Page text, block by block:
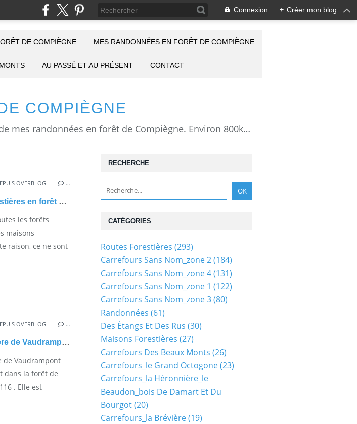
Connexion + Créer mon blog
COMPIÈGNE
la Forêt de Compiègne vue autrement: description de mes randonnées en forêt de Compiègne. Environ 800km de randos et 25000 photos pour montrer cette forêt magnifique et ses particularités: les lieux atypiques comme la Grotte des Ramoneurs, la Pierre Torniche... Mais aussi les 313 carrefours nommés, plus de 100 routes forestières, les étangs, les Rus, des villages et hameaux ...
DE COMPIÈGNE MES RANDONNÉES EN FORÊT DE COMPIÈGNE
AU PASSÉ ET AU PRÉSENT CONTACT
OVERBLOG …
des Maisons Forestières en forêt de Compiègne
les forêts
maisons
raison, ce ne sont
OVERBLOG …
la Maison Forestière de Vaudrampont
de Vaudrampont
dans la forêt de
. Elle est
RECHERCHE
CATÉGORIES
Routes Forestières (293)
Carrefours Sans Nom_zone 2(184)
Carrefours Sans Nom_zone 4(131)
Carrefours Sans Nom_zone 1 (122)
Carrefours Sans Nom_zone 3(80)
Randonnées (61)
Des Étangs Et Des Rus (30)
Maisons Forestières (27)
Carrefours Des Beaux Monts (26)
Carrefours_le Grand Octogone(23)
Carrefours_la Héronnière_le
Beaudon_bois De Damart Et Du
Bourgot(20)
Carrefours_la Brévière(19)